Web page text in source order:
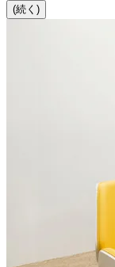
(続く)